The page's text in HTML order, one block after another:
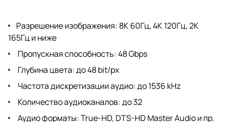
Разрешение изображения: 8K 60Гц, 4K 120Гц, 2K
165Гц и ниже
Пропускная способность: 48 Gbps
Глубина цвета: до 48 bit/px
Частота дискретизации аудио: до 1536 kHz
Количество аудиоканалов: до 32
Аудио форматы: True-HD, DTS-HD Master Audio и пр.